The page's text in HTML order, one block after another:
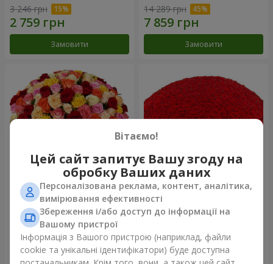
3 246 грн
Замовити
14 289 грн
Замовити
101 різнокольорова
троянда
7 845 грн
Замовити
501 червона троянда
Замовити
Вітаємо!
Цей сайт запитує Вашу згоду на
обробку Ваших даних
Персоналізована реклама, контент, аналітика,
вимірювання ефективності
Збереження і/або доступ до інформації на
Вашому пристрої
Інформація з Вашого пристрою (наприклад, файли
cookie та унікальні ідентифікатори) буде доступна